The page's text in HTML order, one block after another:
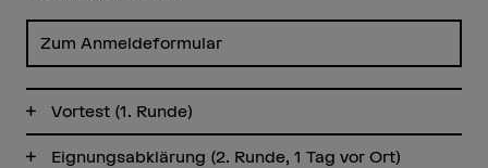
Zum Anmeldeformular
Vortest (1. Runde)
Eignungsabklärung (2. Runde, 1 Tag vor Ort)